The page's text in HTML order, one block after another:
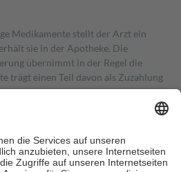
Medikamente stellt der Arzt ein
sie in der Apotheke. Die
übernimmt in der Regel die
trägt einen Teil davon als Zuzahlung
Zuzahlungen in Höhe von zehn
jedoch nie mehr als die tatsächlichen
auch für Online-Apotheken.